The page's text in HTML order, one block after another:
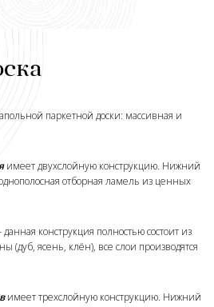
паркетной доски: массивная и
имеет двухслойную конструкцию. Нижний
отборная ламель из ценных
конструкция полностью состоит из
(дуб, ясень, клён), все слои производятся
имеет трехслойную конструкцию. Нижний